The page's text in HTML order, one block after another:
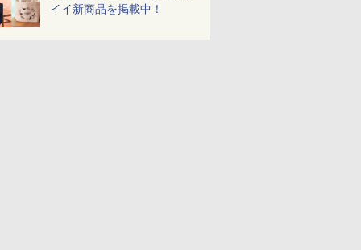
イイ新商品を掲載中！